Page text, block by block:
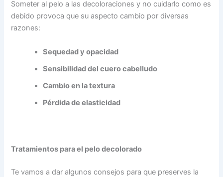
Someter al pelo a las decoloraciones y no cuidarlo como es
debido provoca que su aspecto cambio por diversas
razones:
Sequedad y opacidad
Sensibilidad del cuero cabelludo
Cambio en la textura
Pérdida de elasticidad
Tratamientos para el pelo decolorado
Te vamos a dar algunos consejos para que preserves la